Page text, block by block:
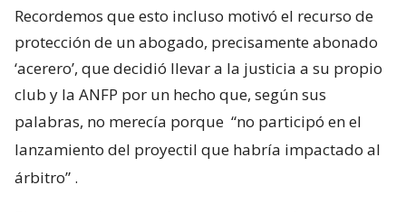
Recordemos que esto incluso motivó el recurso de
protección de un abogado, precisamente abonado
‘acerero’, que decidió llevar a la justicia a su propio
club y la ANFP por un hecho que, según sus
palabras, no merecía porque “no participó en el
lanzamiento del proyectil que habría impactado al
árbitro” .